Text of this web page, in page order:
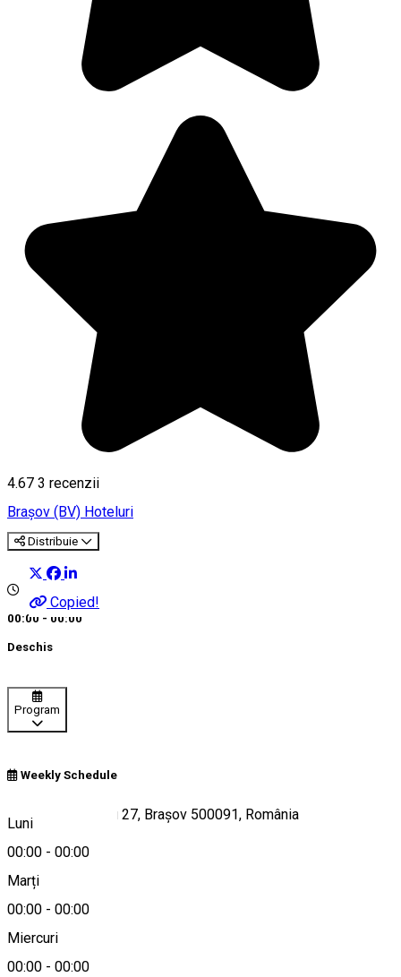
4.67 3 recenzii
Braşov (BV) Hoteluri
Distribuie
Copied!
00:00 - 00:00
Deschis
Program
Weekly Schedule
Luni
00:00 - 00:00
Marți
00:00 - 00:00
Miercuri
00:00 - 00:00
Strada Iuliu Maniu 27, Brașov 500091, România
Hartă